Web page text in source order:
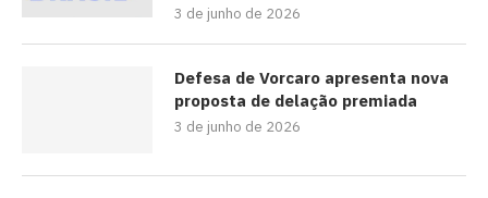
3 de junho de 2026
Defesa de Vorcaro apresenta nova
proposta de delação premiada
3 de junho de 2026